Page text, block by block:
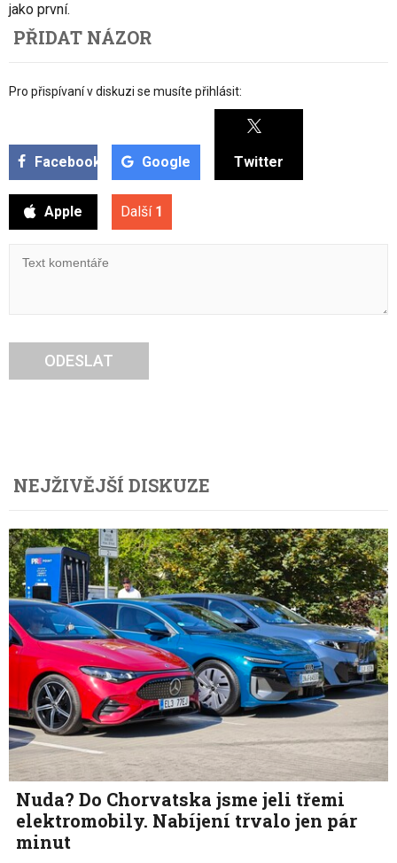
jako první.
PŘIDAT NÁZOR
Pro přispívaní v diskuzi se musíte přihlásit:
Facebook Google Twitter
Apple Další 1
ODESLAT
NEJŽIVĚJŠÍ DISKUZE
Nuda? Do Chorvatska jsme jeli třemi
elektromobily. Nabíjení trvalo jen pár
minut